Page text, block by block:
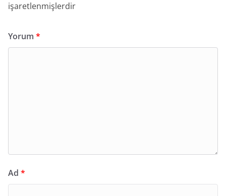
işaretlenmişlerdir
Yorum *
Ad *